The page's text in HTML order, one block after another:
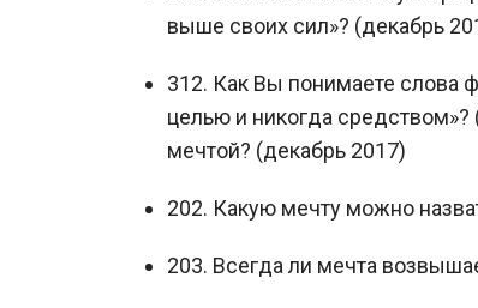
выше своих сил»? (декабрь
312. Как Вы понимаете слова
целью и никогда
мечтой? (декабрь 2017)
202. Какую мечту можно
203. Всегда ли мечта